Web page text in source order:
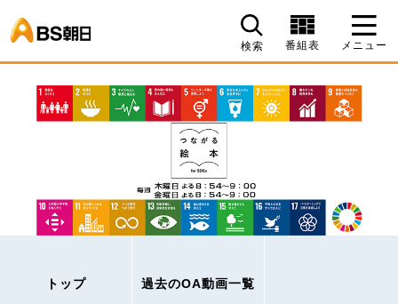
検索 番組表 メニュー
トップ 過去のOA動画一覧